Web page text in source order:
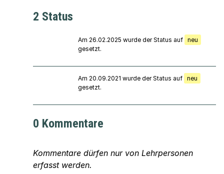
2 Status
Am 26.02.2025 wurde der Status auf neu
gesetzt.
Am 20.09.2021 wurde der Status auf neu
gesetzt.
0 Kommentare
Kommentare dürfen nur von Lehrpersonen
erfasst werden.